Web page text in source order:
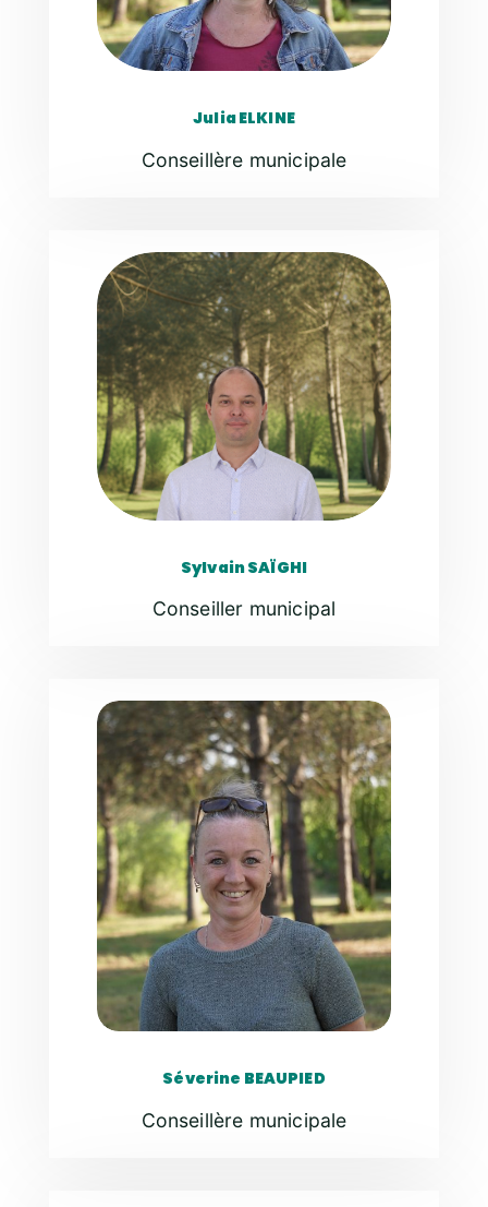
Julia ELKINE
Conseillère municipale
Sylvain SAÏGHI
Conseiller municipal
Séverine BEAUPIED
Conseillère municipale